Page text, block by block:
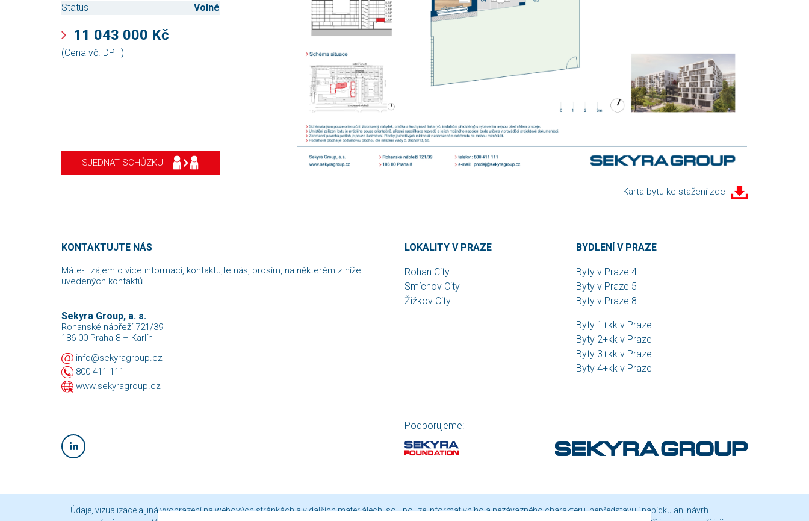
Status
Volné
11 043 000 Kč
(Cena vč. DPH)
SJEDNAT SCHŮZKU
Karta bytu ke stažení zde
KONTAKTUJTE NÁS
Máte-li zájem o více informací, kontaktujte nás, prosím, na některém z níže
uvedených kontaktů.
Sekyra Group, a. s.
Rohanské nábřeží 721/39
186 00 Praha 8 – Karlín
info@sekyragroup.cz
800 411 111
www.sekyragroup.cz
LOKALITY V PRAZE
Rohan City
Smíchov City
Žižkov City
BYDLENÍ V PRAZE
Byty v Praze 4
Byty v Praze 5
Byty v Praze 8
Byty 1+kk v Praze
Byty 2+kk v Praze
Byty 3+kk v Praze
Byty 4+kk v Praze
Podporujeme:
Údaje, vizualizace a jiná vyobrazení na webových stránkách a v dalších materiálech jsou pouze informativního a nezávazného charakteru, nepředstavují nabídku ani návrh